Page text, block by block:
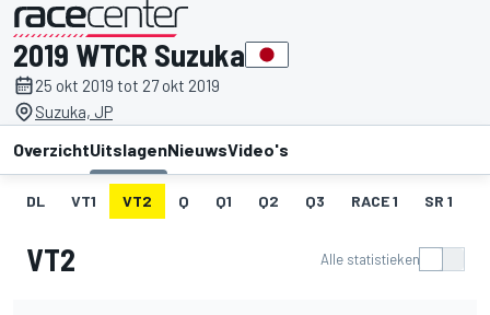
gepresenteerd door
2019 WTCR Suzuka
25 okt 2019 tot 27 okt 2019
Suzuka, JP
OverzichtUitslagenNieuwsVideo's
DL VT1 VT2 Q Q1 Q2 Q3 RACE 1 SR 1
VT2 Alle statistieken